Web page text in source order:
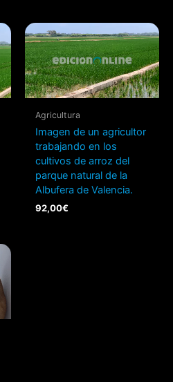
Agricultura
Imagen de un agricultor
trabajando en los
cultivos de arroz del
parque natural de la
Albufera de Valencia.
92,00€